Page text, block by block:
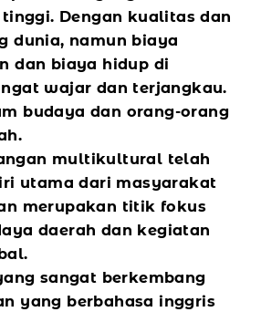
Dengan kualitas dan
dunia, namun biaya
dan biaya hidup di
wajar dan terjangkau.
budaya dan orang-orang
multikultural telah
utama dari masyarakat
merupakan titik fokus
daerah dan kegiatan
sangat berkembang
yang berbahasa inggris